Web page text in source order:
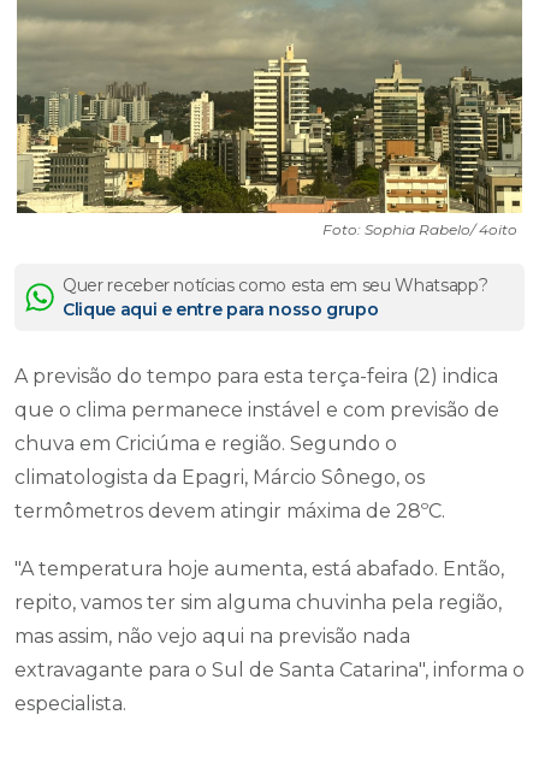
Foto: Sophia Rabelo/ 4oito
Quer receber notícias como esta em seu Whatsapp?
Clique aqui e entre para nosso grupo
A previsão do tempo para esta terça-feira (2) indica
que o clima permanece instável e com previsão de
chuva em Criciúma e região. Segundo o
climatologista da Epagri, Márcio Sônego, os
termômetros devem atingir máxima de 28ºC.
"A temperatura hoje aumenta, está abafado. Então,
repito, vamos ter sim alguma chuvinha pela região,
mas assim, não vejo aqui na previsão nada
extravagante para o Sul de Santa Catarina", informa o
especialista.